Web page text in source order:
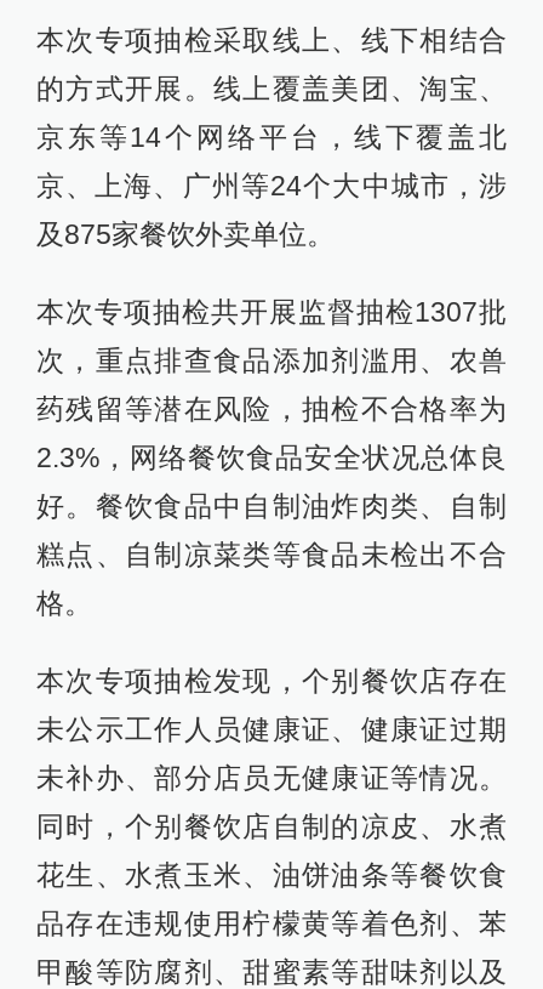
本次专项抽检采取线上、线下相结合
的方式开展。线上覆盖美团、淘宝、
京东等14个网络平台，线下覆盖北
京、上海、广州等24个大中城市，涉
及875家餐饮外卖单位。
本次专项抽检共开展监督抽检1307批
次，重点排查食品添加剂滥用、农兽
药残留等潜在风险，抽检不合格率为
2.3%，网络餐饮食品安全状况总体良
好。餐饮食品中自制油炸肉类、自制
糕点、自制凉菜类等食品未检出不合
格。
本次专项抽检发现，个别餐饮店存在
未公示工作人员健康证、健康证过期
未补办、部分店员无健康证等情况。
同时，个别餐饮店自制的凉皮、水煮
花生、水煮玉米、油饼油条等餐饮食
品存在违规使用柠檬黄等着色剂、苯
甲酸等防腐剂、甜蜜素等甜味剂以及